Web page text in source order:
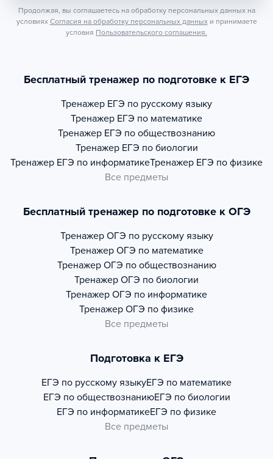
Продолжая, вы соглашаетесь на обработку персональных данных на
условиях Согласия на обработку персональных данных и принимаете
условия Пользовательского соглашения.
Бесплатный тренажер по подготовке к ЕГЭ
Тренажер ЕГЭ по русскому языку
Тренажер ЕГЭ по математике
Тренажер ЕГЭ по обществознанию
Тренажер ЕГЭ по биологии
Тренажер ЕГЭ по информатикеТренажер ЕГЭ по физике
Все предметы
Бесплатный тренажер по подготовке к ОГЭ
Тренажер ОГЭ по русскому языку
Тренажер ОГЭ по математике
Тренажер ОГЭ по обществознанию
Тренажер ОГЭ по биологии
Тренажер ОГЭ по информатике
Тренажер ОГЭ по физике
Все предметы
Подготовка к ЕГЭ
ЕГЭ по русскому языкуЕГЭ по математике
ЕГЭ по обществознаниюЕГЭ по биологии
ЕГЭ по информатикеЕГЭ по физике
Все предметы